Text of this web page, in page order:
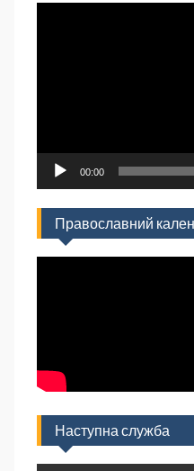
00:00
Православний
Наступна служба